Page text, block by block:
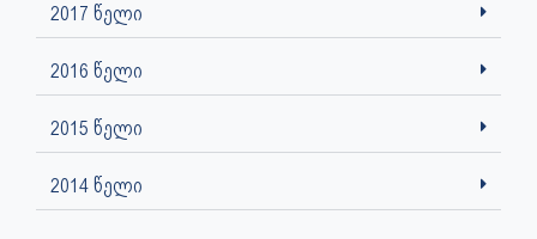
2017 წელი
2016 წელი
2015 წელი
2014 წელი